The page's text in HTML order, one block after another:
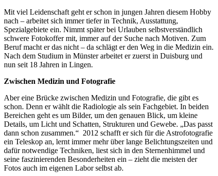
Mit viel Leidenschaft geht er schon in jungen Jahren diesem Hobby
nach – arbeitet sich immer tiefer in Technik, Ausstattung,
Spezialgebiete ein. Nimmt später bei Urlauben selbstverständlich
schwere Fotokoffer mit, immer auf der Suche nach Motiven. Zum
Beruf macht er das nicht – da schlägt er den Weg in die Medizin ein.
Nach dem Studium in Münster arbeitet er zuerst in Duisburg und
nun seit 18 Jahren in Lingen.
Zwischen Medizin und Fotografie
Aber eine Brücke zwischen Medizin und Fotografie, die gibt es
schon. Denn er wählt die Radiologie als sein Fachgebiet. In beiden
Bereichen geht es um Bilder, um den genauen Blick, um kleine
Details, um Licht und Schatten, Strukturen und Gewebe. „Das passt
dann schon zusammen.“ 2012 schafft er sich für die Astrofotografie
ein Teleskop an, lernt immer mehr über lange Belichtungszeiten und
dafür notwendige Techniken, liest sich in den Sternenhimmel und
seine faszinierenden Besonderheiten ein – zieht die meisten der
Fotos auch im eigenen Labor selbst ab.